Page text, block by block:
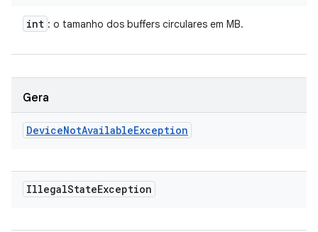
int : o tamanho dos buffers circulares em MB.
Gera
DeviceNotAvailableException
IllegalStateException